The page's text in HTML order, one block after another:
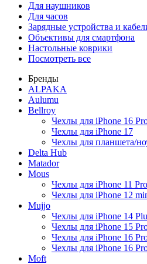
Для наушников
Для часов
Зарядные устройства и
Объективы для смартфона
Настольные коврики
Посмотреть все
Бренды
ALPAKA
Aulumu
Bellroy
Чехлы для iPhone 16
Чехлы для iPhone 17
Чехлы для планшета/
Delta Hub
Matador
Mous
Чехлы для iPhone 11
Чехлы для iPhone 12
Mujjo
Чехлы для iPhone 14
Чехлы для iPhone 15
Чехлы для iPhone 16
Чехлы для iPhone 16
Moft